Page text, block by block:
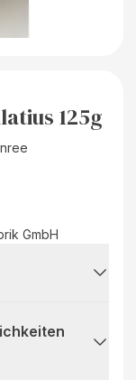
125g
GmbH